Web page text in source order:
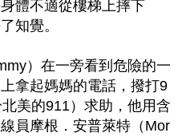
體不適從樓梯上摔下
知覺。
）在一旁看到危險的一
拿起媽媽的電話，撥打9
美的911）求助，他用含
員摩根．安普萊特（Mor